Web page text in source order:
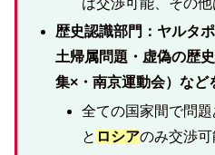
は交渉可能、その
歴史認識部門：ヤルタ
土帰属問題・虚偽の歴
集×・南京運動会）など
全ての国家間で問
と ロシアのみ交渉可